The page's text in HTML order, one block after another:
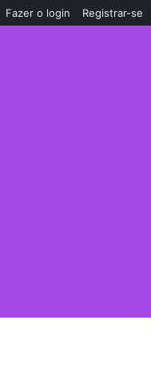
Fazer o login Registrar-se